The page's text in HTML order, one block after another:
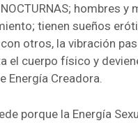
NOCTURNAS; hombres
tienen sueños
otros, la vibración
el cuerpo físico y
Energía Creadora.
porque la Energía